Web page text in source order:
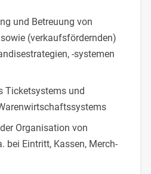
und Betreuung von
(verkaufsfördernden)
-systemen
Ticketsystems und
Organisation von
bei Eintritt, Kassen, Merch-